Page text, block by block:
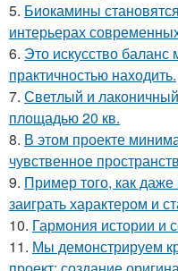
5. Биокамины
интерьерах
6. Это искусство баланс
практичностью находить.
7. Светлый и
площадью 20 кв.
8. В этом проекте
чувственное
9. Пример того, как
заиграть характером и
10. Гармония истории и
11. Мы демонстрируем